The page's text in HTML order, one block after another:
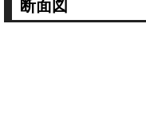
断面図